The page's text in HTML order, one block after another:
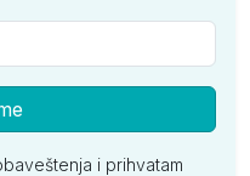
i prihvatam